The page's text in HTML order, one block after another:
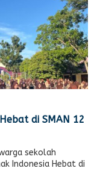
di SMAN 12
sekolah
Indonesia Hebat di